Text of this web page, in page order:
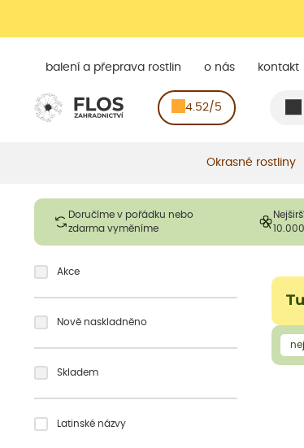
balení a přeprava rostlin o nás kontakt
4.52/5
Okrasné rostliny
Doručíme v pořádku nebo
zdarma vyměníme
Akce
Nově naskladněno
Skladem
Latinské názvy